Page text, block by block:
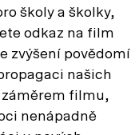
školy a školky,
odkaz na film
zvýšení povědomí
našich
filmu,
nenápadně